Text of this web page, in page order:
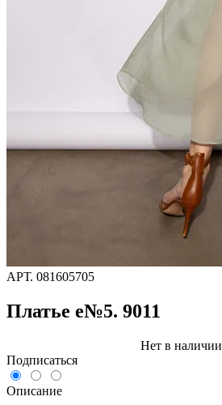
АРТ. 081605705
Платье e№5. 9011
Нет в наличии
Подписаться
Описание